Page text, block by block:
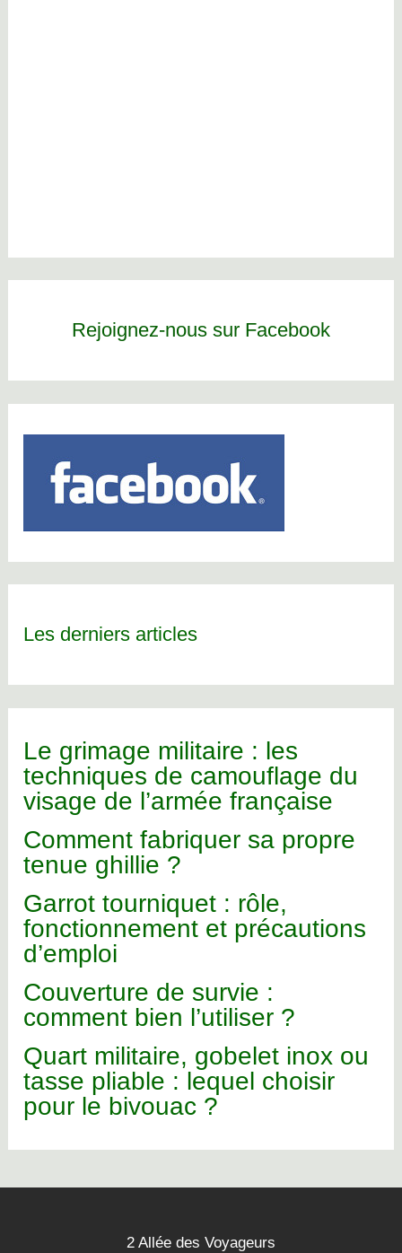
Rejoignez-nous sur Facebook
Les derniers articles
Le grimage militaire : les
techniques de camouflage du
visage de l’armée française
Comment fabriquer sa propre
tenue ghillie ?
Garrot tourniquet : rôle,
fonctionnement et précautions
d’emploi
Couverture de survie :
comment bien l’utiliser ?
Quart militaire, gobelet inox ou
tasse pliable : lequel choisir
pour le bivouac ?
2 Allée des Voyageurs